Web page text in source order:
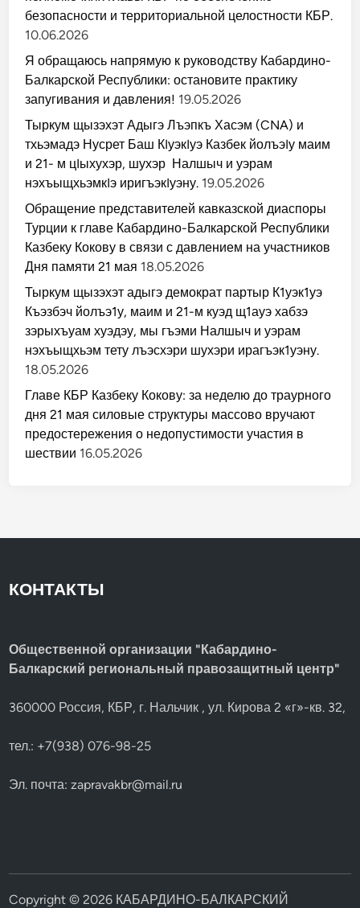
безопасности и территориальной целостности КБР.
10.06.2026
Я обращаюсь напрямую к руководству Кабардино-
Балкарской Республики: остановите практику
запугивания и давления! 19.05.2026
Тыркум щызэхэт Адыгэ Лъэпкъ Хасэм (CNA) и
тхьэмадэ Нусрет Баш КIуэкIуэ Казбек йолъэIу маим
и 21- м цIыхухэр, шухэр Налшыч и уэрам
нэхъыщхьэмкIэ иригъэкIуэну. 19.05.2026
Обращение представителей кавказской диаспоры
Турции к главе Кабардино-Балкарской Республики
Казбеку Кокову в связи с давлением на участников
Дня памяти 21 мая 18.05.2026
Тыркум щызэхэт адыгэ демократ партыр К1уэк1уэ
Къэзбэч йолъэ1у, маим и 21-м куэд щ1ауэ хабзэ
зэрыхъуам хуэдэу, мы гъэми Налшыч и уэрам
нэхъыщхьэм тету лъэсхэри шухэри ирагъэк1уэну.
18.05.2026
Главе КБР Казбеку Кокову: за неделю до траурного
дня 21 мая силовые структуры массово вручают
предостережения о недопустимости участия в
шествии 16.05.2026
КОНТАКТЫ
Общественной организации "Кабардино-
Балкарский региональный правозащитный центр"
360000 Россия, КБР, г. Нальчик , ул. Кирова 2 «г»-кв. 32,
тел.: +7(938) 076-98-25
Эл. почта:zapravakbr@mail.ru
Copyright © 2026 КАБАРДИНО-БАЛКАРСКИЙ